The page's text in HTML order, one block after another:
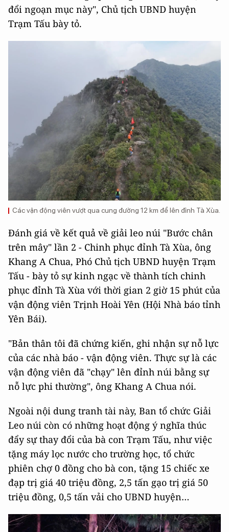
đổi ngoạn mục này", Chủ tịch UBND huyện
Trạm Tấu bày tỏ.
Các vận động viên vượt qua cung đường 12 km để lên đỉnh Tà Xùa.
Đánh giá về kết quả về giải leo núi "Bước chân
trên mây" lần 2 - Chinh phục đỉnh Tà Xùa, ông
Khang A Chua, Phó Chủ tịch UBND huyện Trạm
Tấu - bày tỏ sự kinh ngạc về thành tích chinh
phục đỉnh Tà Xùa với thời gian 2 giờ 15 phút của
vận động viên Trịnh Hoài Yên (Hội Nhà báo tỉnh
Yên Bái).
"Bản thân tôi đã chứng kiến, ghi nhận sự nỗ lực
của các nhà báo - vận động viên. Thực sự là các
vận động viên đã "chạy" lên đỉnh núi bằng sự
nỗ lực phi thường", ông Khang A Chua nói.
Ngoài nội dung tranh tài này, Ban tổ chức Giải
Leo núi còn có những hoạt động ý nghĩa thúc
đẩy sự thay đổi của bà con Trạm Tấu, như việc
tặng máy lọc nước cho trường học, tổ chức
phiên chợ 0 đồng cho bà con, tặng 15 chiếc xe
đạp trị giá 40 triệu đồng, 2,5 tấn gạo trị giá 50
triệu đồng, 0,5 tấn vải cho UBND huyện…